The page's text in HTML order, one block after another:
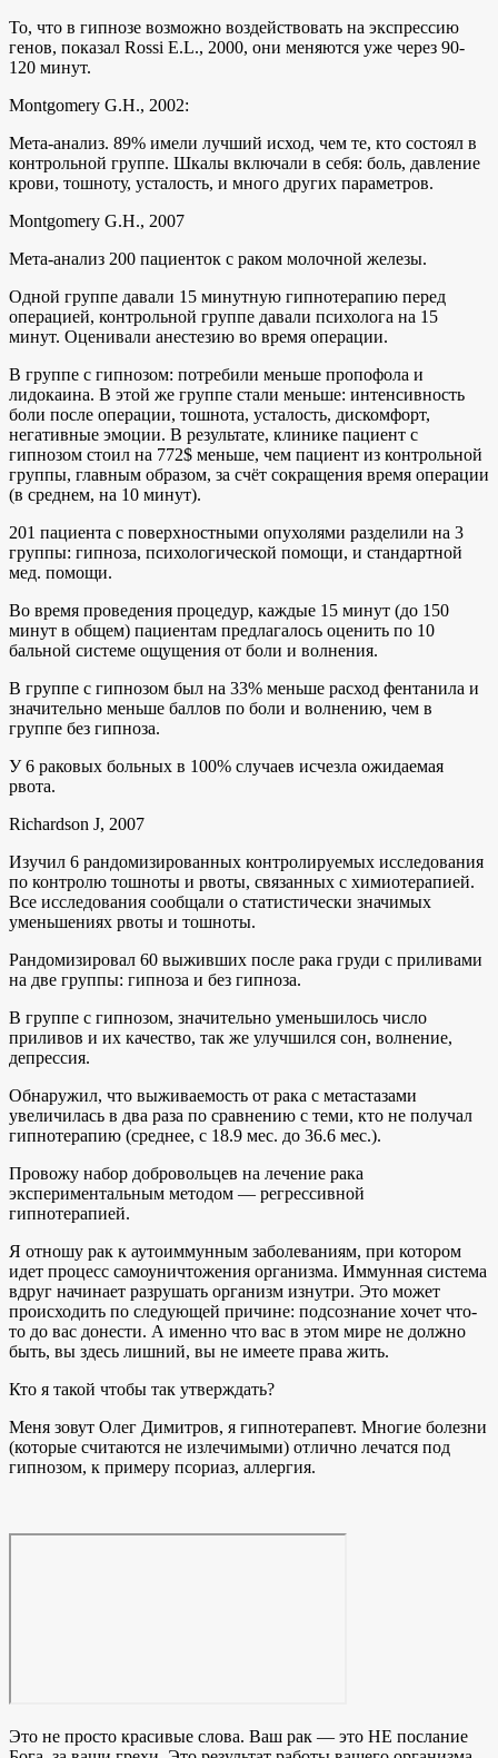
То, что в гипнозе возможно воздействовать на экспрессию
генов, показал Rossi E.L., 2000, они меняются уже через 90-
120 минут.
Montgomery G.H., 2002:
Мета-анализ. 89% имели лучший исход, чем те, кто состоял в
контрольной группе. Шкалы включали в себя: боль, давление
крови, тошноту, усталость, и много других параметров.
Montgomery G.H., 2007
Мета-анализ 200 пациенток с раком молочной железы.
Одной группе давали 15 минутную гипнотерапию перед
операцией, контрольной группе давали психолога на 15
минут. Оценивали анестезию во время операции.
В группе с гипнозом: потребили меньше пропофола и
лидокаина. В этой же группе стали меньше: интенсивность
боли после операции, тошнота, усталость, дискомфорт,
негативные эмоции. В результате, клинике пациент с
гипнозом стоил на 772$ меньше, чем пациент из контрольной
группы, главным образом, за счёт сокращения время операции
(в среднем, на 10 минут).
201 пациента с поверхностными опухолями разделили на 3
группы: гипноза, психологической помощи, и стандартной
мед. помощи.
Во время проведения процедур, каждые 15 минут (до 150
минут в общем) пациентам предлагалось оценить по 10
бальной системе ощущения от боли и волнения.
В группе с гипнозом был на 33% меньше расход фентанила и
значительно меньше баллов по боли и волнению, чем в
группе без гипноза.
У 6 раковых больных в 100% случаев исчезла ожидаемая
рвота.
Richardson J, 2007
Изучил 6 рандомизированных контролируемых исследования
по контролю тошноты и рвоты, связанных с химиотерапией.
Все исследования сообщали о статистически значимых
уменьшениях рвоты и тошноты.
Рандомизировал 60 выживших после рака груди с приливами
на две группы: гипноза и без гипноза.
В группе с гипнозом, значительно уменьшилось число
приливов и их качество, так же улучшился сон, волнение,
депрессия.
Обнаружил, что выживаемость от рака с метастазами
увеличилась в два раза по сравнению с теми, кто не получал
гипнотерапию (среднее, с 18.9 мес. до 36.6 мес.).
Провожу набор добровольцев на лечение рака
экспериментальным методом — регрессивной
гипнотерапией.
Я отношу рак к аутоиммунным заболеваниям, при котором
идет процесс самоуничтожения организма. Иммунная система
вдруг начинает разрушать организм изнутри. Это может
происходить по следующей причине: подсознание хочет что-
то до вас донести. А именно что вас в этом мире не должно
быть, вы здесь лишний, вы не имеете права жить.
Кто я такой чтобы так утверждать?
Меня зовут Олег Димитров, я гипнотерапевт. Многие болезни
(которые считаются не излечимыми) отлично лечатся под
гипнозом, к примеру псориаз, аллергия.
Это не просто красивые слова. Ваш рак — это НЕ послание